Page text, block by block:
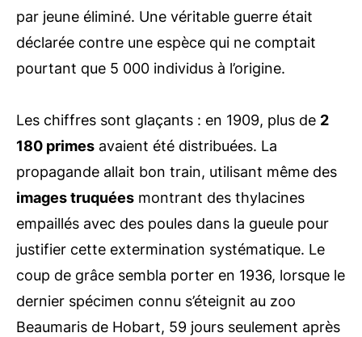
par jeune éliminé. Une véritable guerre était
déclarée contre une espèce qui ne comptait
pourtant que 5 000 individus à l’origine.
Les chiffres sont glaçants : en 1909, plus de 2
180 primes avaient été distribuées. La
propagande allait bon train, utilisant même des
images truquées montrant des thylacines
empaillés avec des poules dans la gueule pour
justifier cette extermination systématique. Le
coup de grâce sembla porter en 1936, lorsque le
dernier spécimen connu s’éteignit au zoo
Beaumaris de Hobart, 59 jours seulement après